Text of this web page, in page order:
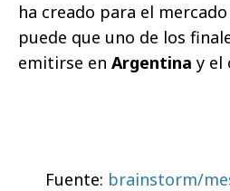
ha creado para el
puede que uno de los
emitirse en Argentina y el
Fuente: brainstorm/